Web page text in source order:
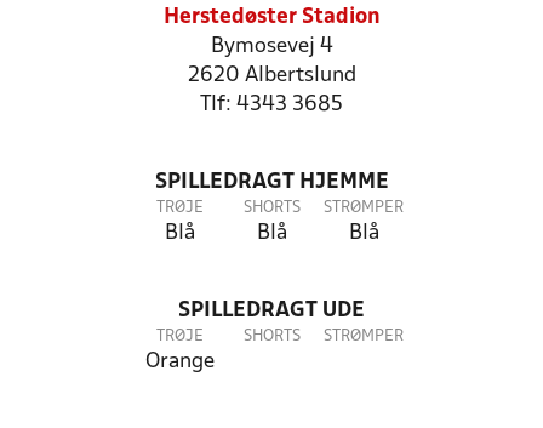
Herstedøster Stadion
Bymosevej 4
2620 Albertslund
Tlf: 4343 3685
SPILLEDRAGT HJEMME
TRØJE
Blå
SHORTS
Blå
STRØMPER
Blå
SPILLEDRAGT UDE
TRØJE
Orange
SHORTS STRØMPER